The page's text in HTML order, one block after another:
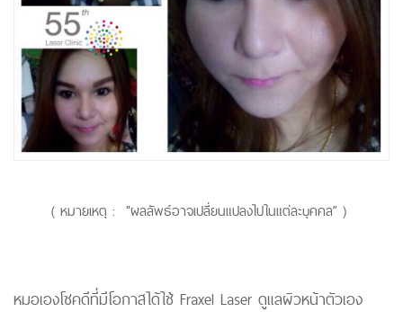
( หมายเหตุ : "ผลลัพธ์อาจเปลี่ยนแปลงไปในแต่ละบุคคล” )
หมอเองโชคดีที่มีโอกาสได้ใช้ Fraxel Laser ดูแลผิวหน้าตัวเอง